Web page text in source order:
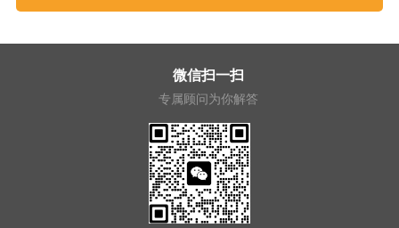
微信扫一扫
专属顾问为你解答